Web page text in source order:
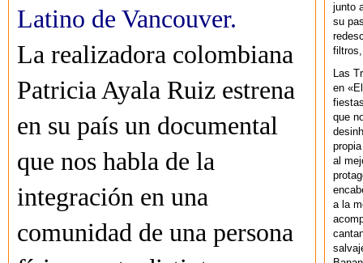
Latino de Vancouver.
La realizadora colombiana
Patricia Ayala Ruiz estrena
en su país un documental
que nos habla de la
integración en una
comunidad de una persona
junto
su
filtros,
Las
en
que
al
a la